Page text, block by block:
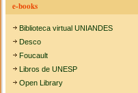
e-books
Biblioteca virtual UNIANDES
Desco
Foucault
Libros de UNESP
Open Library